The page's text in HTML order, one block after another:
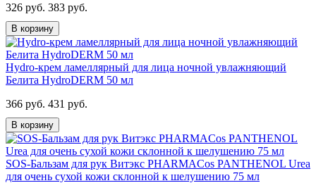
326 руб. 383 руб.
В корзину
Hydro-крем ламеллярный для лица ночной увлажняющий
Белита HydroDERM 50 мл
366 руб. 431 руб.
В корзину
SOS-Бальзам для рук Витэкс PHARMACos PANTHENOL Urea
для очень сухой кожи склонной к шелушению 75 мл